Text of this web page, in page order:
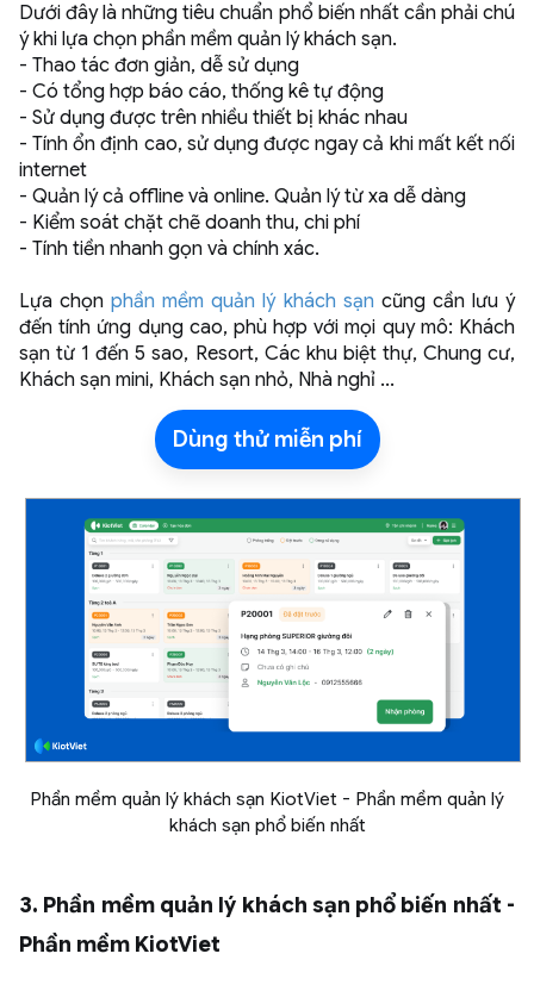
Dưới đây là những tiêu chuẩn phổ biến nhất cần phải chú
ý khi lựa chọn phần mềm quản lý khách sạn.
- Thao tác đơn giản, dễ sử dụng
- Có tổng hợp báo cáo, thống kê tự động
- Sử dụng được trên nhiều thiết bị khác nhau
- Tính ổn định cao, sử dụng được ngay cả khi mất kết nối
internet
- Quản lý cả offline và online. Quản lý từ xa dễ dàng
- Kiểm soát chặt chẽ doanh thu, chi phí
- Tính tiền nhanh gọn và chính xác.
Lựa chọnphần mềm quản lý khách sạn cũng cần lưu ý
đến tính ứng dụng cao, phù hợp với mọi quy mô: Khách
sạn từ 1 đến 5 sao, Resort, Các khu biệt thự, Chung cư,
Khách sạn mini, Khách sạn nhỏ, Nhà nghỉ ...
Dùng thử miễn phí
Phần mềm quản lý khách sạn KiotViet - Phần mềm quản lý
khách sạn phổ biến nhất
3. Phần mềm quản lý khách sạn phổ biến nhất -
Phần mềm KiotViet